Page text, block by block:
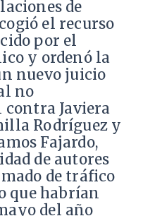
de
el recurso
por el
y ordenó la
nuevo juicio
no
Javiera
Rodríguez y
Fajardo,
de autores
de tráfico
que habrían
del año